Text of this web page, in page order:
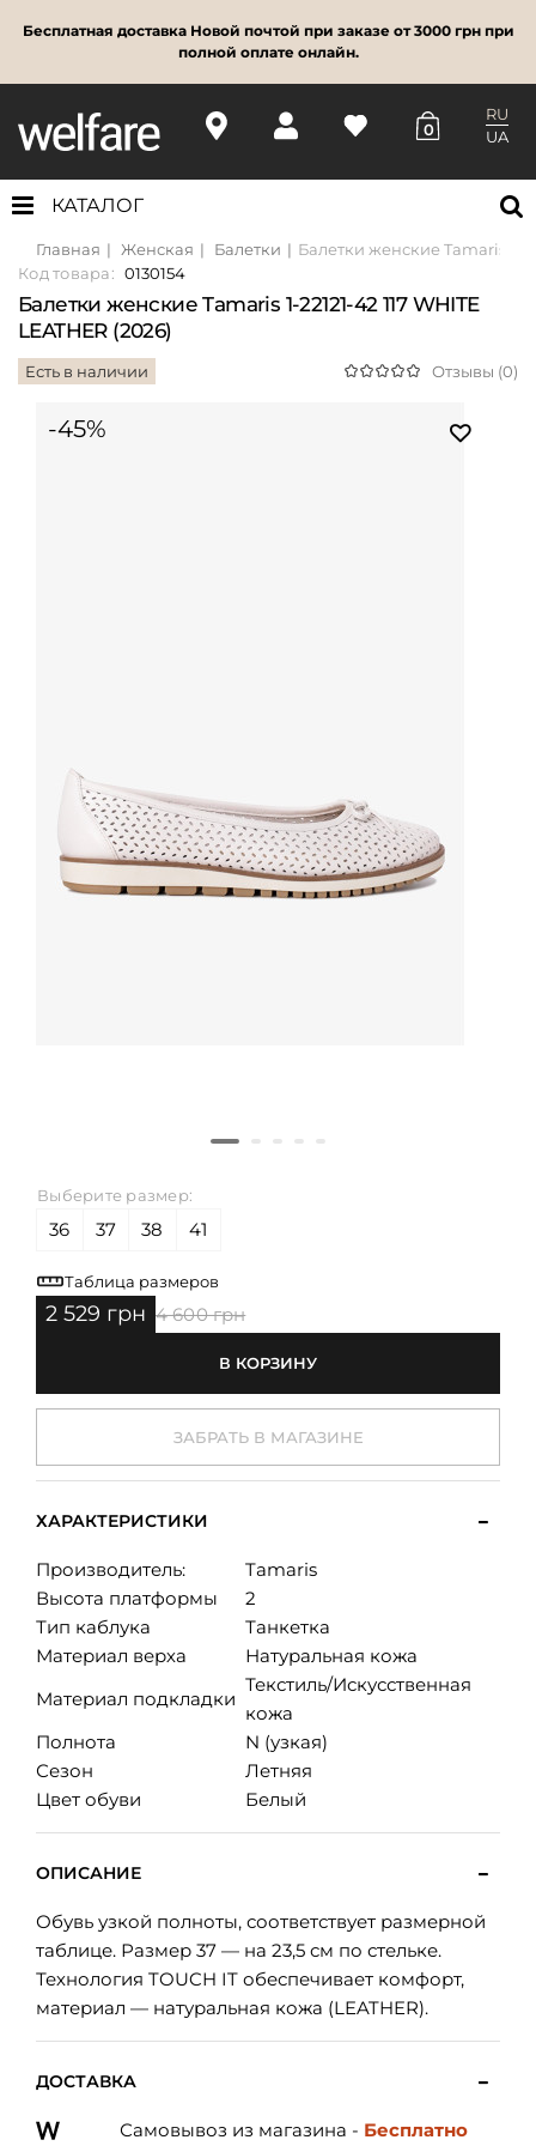
Бесплатная доставка Новой почтой при заказе от 3000 грн при
полной оплате онлайн.
0
RU
UA
КАТАЛОГ
Главная Женская Балетки
Балетки женские Tamaris 1-
Код товара: 0130154
Балетки женские Tamaris 1-22121-42 117 WHITE
LEATHER (2026)
Есть в наличии Отзывы (0)
-45%
Выберите размер:
36 37 38 41
Таблица размеров
2 529 грн 4 600 грн
В КОРЗИНУ
ЗАБРАТЬ В МАГАЗИНЕ
ХАРАКТЕРИСТИКИ
Производитель:
Tamaris
Высота платформы
2
Тип каблука
Танкетка
Материал верха
Натуральная кожа
Материал подкладки
Текстиль/Искусственная
кожа
Полнота
N (узкая)
Сезон
Летняя
Цвет обуви
Белый
ОПИСАНИЕ
Обувь узкой полноты, соответствует размерной
таблице. Размер 37 — на 23,5 см по стельке.
Технология TOUCH IT обеспечивает комфорт,
материал — натуральная кожа (LEATHER).
ДОСТАВКА
Самовывоз из магазина - Бесплатно